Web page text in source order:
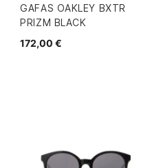
GAFAS OAKLEY BXTR
PRIZM BLACK
172,00 €